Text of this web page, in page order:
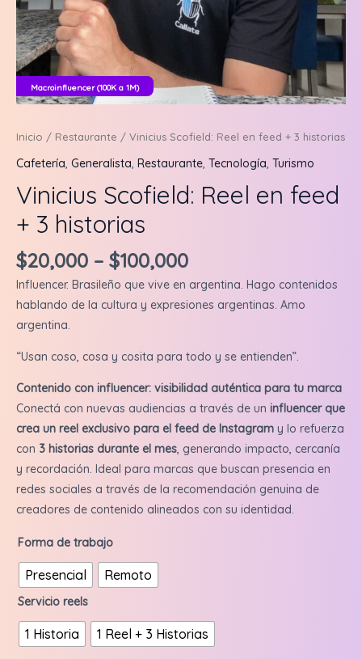
Macroinfluencer (100K a 1M)
Inicio / Restaurante / Vinicius Scofield: Reel en feed + 3 historias
Cafetería, Generalista, Restaurante, Tecnología, Turismo
Vinicius Scofield: Reel en feed
+ 3 historias
$20,000 – $100,000
Influencer. Brasileño que vive en argentina. Hago contenidos
hablando de la cultura y expresiones argentinas. Amo
argentina.
“Usan coso, cosa y cosita para todo y se entienden”.
Contenido con influencer: visibilidad auténtica para tu marca
Conectá con nuevas audiencias a través de un influencer que
crea un reel exclusivo para el feed de Instagram y lo refuerza
con 3 historias durante el mes , generando impacto, cercanía
y recordación. Ideal para marcas que buscan presencia en
redes sociales a través de la recomendación genuina de
creadores de contenido alineados con su identidad.
Forma de trabajo
Presencial Remoto
Servicio reels
1 Historia 1 Reel + 3 Historias